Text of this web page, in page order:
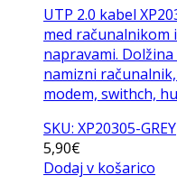
UTP 2.0 kabel
med računalnikom
napravami.
namizni
modem, swithch,
SKU: XP20305-GREY
5,90€
Dodaj v košarico